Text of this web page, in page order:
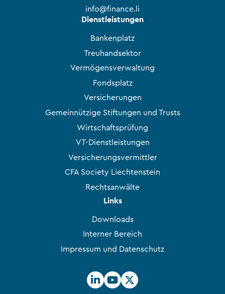
info@finance.li
Dienstleistungen
Bankenplatz
Treuhandsektor
Vermögensverwaltung
Fondsplatz
Versicherungen
Gemeinnützige Stiftungen und Trusts
Wirtschaftsprüfung
VT-Dienstleistungen
Versicherungsvermittler
CFA Society Liechtenstein
Rechtsanwälte
Links
Downloads
Interner Bereich
Impressum und Datenschutz